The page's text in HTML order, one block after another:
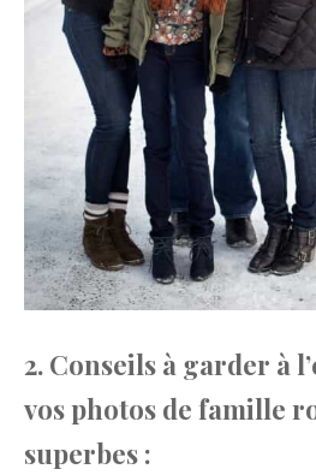
2. Conseils à garder à
vos photos de famille
superbes :